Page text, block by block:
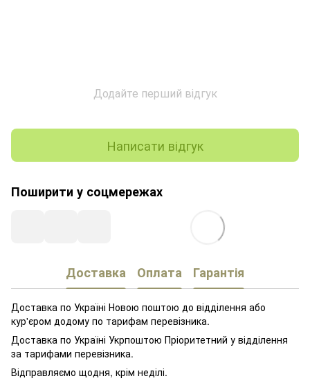
Додайте перший відгук
Написати відгук
Поширити у соцмережах
Доставка Оплата Гарантія
Доставка по Україні Новою поштою до відділення або
кур'єром додому по тарифам перевізника.
Доставка по Україні Укрпоштою Пріоритетний у відділення
за тарифами перевізника.
Відправляємо щодня, крім неділі.